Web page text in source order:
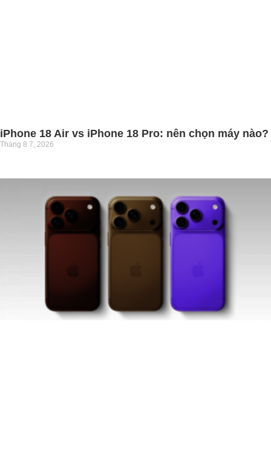
iPhone 18 Air vs iPhone 18 Pro: nên chọn máy nào?
Tháng 8 7, 2026